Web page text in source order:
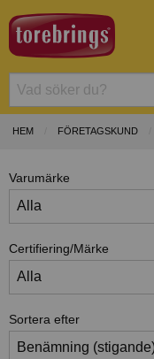
HEM FÖRETAGSKUND
Varumärke
Certifiering/Märke
Sortera efter